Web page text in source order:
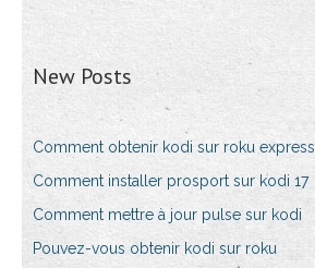
New Posts
Comment obtenir kodi sur roku express
Comment installer prosport sur kodi 17
Comment mettre à jour pulse sur kodi
Pouvez-vous obtenir kodi sur roku